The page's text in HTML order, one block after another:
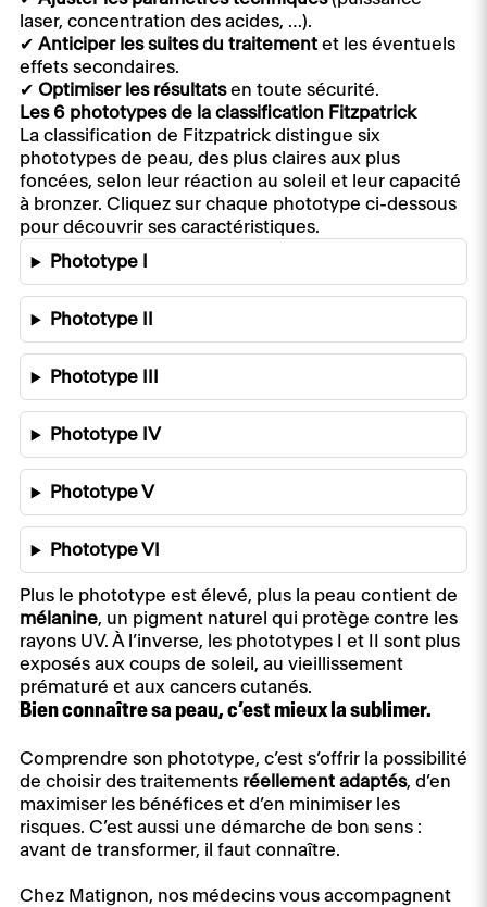
laser, concentration des acides, …).
✔ Anticiper les suites du traitementet les éventuels
effets secondaires.
✔ Optimiser les résultatsen toute sécurité.
Les 6 phototypesde la classification Fitzpatrick
La classification de Fitzpatrick distingue six
phototypes de peau, des plus claires aux plus
foncées, selon leur réaction au soleil et leur capacité
à bronzer. Cliquez sur chaque phototype ci-dessous
pour découvrir ses caractéristiques.
Phototype I
Phototype II
Phototype III
Phototype IV
Phototype V
Phototype VI
Plus le phototype est élevé, plus la peau contient de
mélanine, un pigment naturel qui protège contre les
rayons UV. À l’inverse, les phototypes I et II sont plus
exposés aux coups de soleil, au vieillissement
prématuré et aux cancers cutanés.
Bien connaître sa peau, c’est mieux la sublimer.
Comprendre son phototype, c’est s’offrir la possibilité
de choisir des traitements réellement adaptés, d’en
maximiser les bénéfices et d’en minimiser les
risques. C’est aussi une démarche de bon sens :
avant de transformer, il faut connaître.
Chez Matignon, nos médecins vous accompagnent